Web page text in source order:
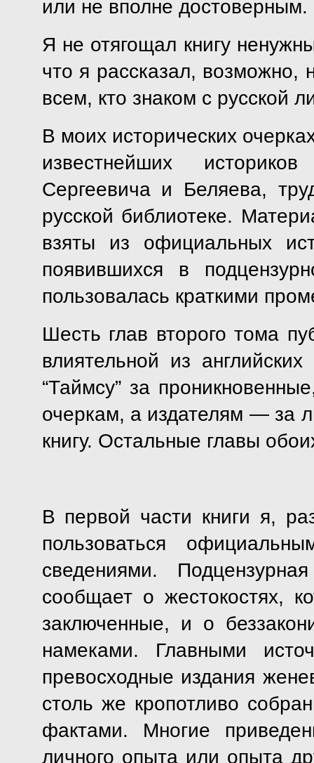
или не вполне достоверным.
Я не отягощал книгу
что я рассказал, возможно,
всем, кто знаком с русской
В моих исторических
известнейших
Сергеевича и Беляева,
русской библиотеке.
взяты из официальных
появившихся в
пользовалась краткими
Шесть глав второго тома
влиятельной из
“Таймсу” за
очеркам, а издателям — за
книгу. Остальные главы
В первой части книги я,
пользоваться
сведениями.
сообщает о жестокостях,
заключенные, и о
намеками. Главными
превосходные издания
столь же кропотливо
фактами. Многие
личного опыта или опыта